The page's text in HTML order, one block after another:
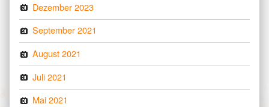
Dezember 2023
September 2021
August 2021
Juli 2021
Mai 2021